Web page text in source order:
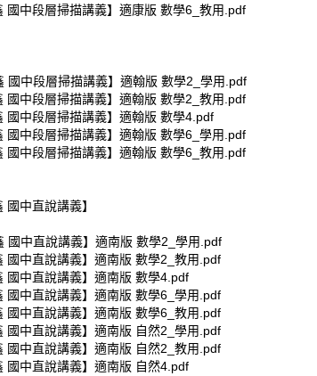
國中段層掃描講義】適康版 數學6_教用.pdf
國中段層掃描講義】適翰版 數學2_學用.pdf
國中段層掃描講義】適翰版 數學2_教用.pdf
國中段層掃描講義】適翰版 數學4.pdf
國中段層掃描講義】適翰版 數學6_學用.pdf
國中段層掃描講義】適翰版 數學6_教用.pdf
國中直說講義】
國中直說講義】適南版 數學2_學用.pdf
國中直說講義】適南版 數學2_教用.pdf
國中直說講義】適南版 數學4.pdf
國中直說講義】適南版 數學6_學用.pdf
國中直說講義】適南版 數學6_教用.pdf
國中直說講義】適南版 自然2_學用.pdf
國中直說講義】適南版 自然2_教用.pdf
國中直說講義】適南版 自然4.pdf